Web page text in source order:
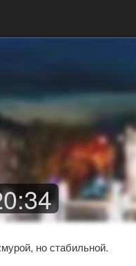
:34
но стабильной.